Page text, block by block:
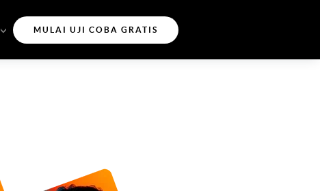
MULAI UJI COBA GRATIS